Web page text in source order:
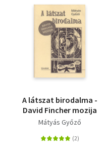
A látszat birodalma -
David Fincher mozija
Mátyás Győző